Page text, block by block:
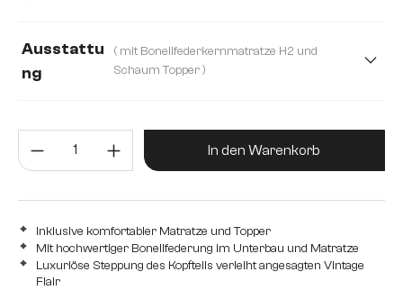
200 cm
Ausstattu
ng
( mit Bonellfederkernmatratze H2 und
Schaum Topper )
mit Taschenfederkernmatratze H2/H3 und Visco Topper
Produkt Anzahl: Gib den
In den Warenkorb
Inklusive komfortabler Matratze und Topper
Mit hochwertiger Bonellfederung im Unterbau und Matratze
Luxuriöse Steppung des Kopfteils verleiht angesagten Vintage
Flair